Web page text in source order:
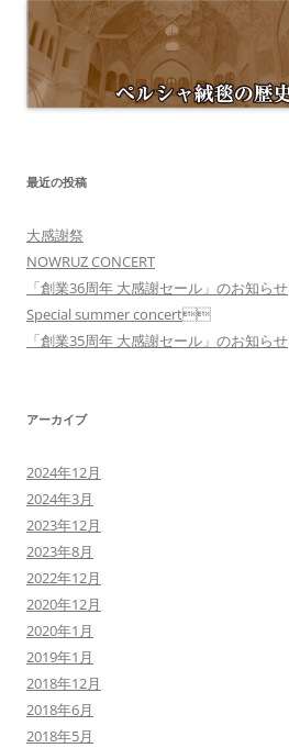
最近の投稿
大感謝祭
NOWRUZ CONCERT
「創業36周年 大感謝セール」のお知らせ
Special summer concert
「創業35周年 大感謝セール」のお知らせ
アーカイブ
2024年12月
2024年3月
2023年12月
2023年8月
2022年12月
2020年12月
2020年1月
2019年1月
2018年12月
2018年6月
2018年5月